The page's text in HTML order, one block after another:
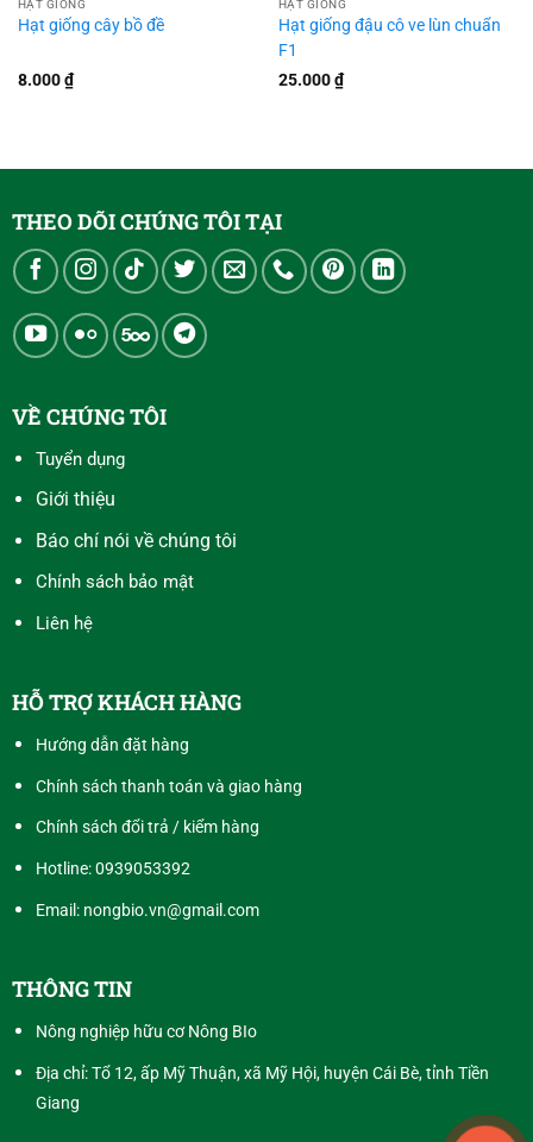
HẠT GIỐNG
Hạt giống cây bồ đề
8.000₫
HẠT GIỐNG
Hạt giống đậu cô ve lùn chuẩn
F1
25.000₫
THEO DÕI CHÚNG TÔI TẠI
VỀ CHÚNG TÔI
Tuyển dụng
Giới thiệu
Báo chí nói về chúng tôi
Chính sách bảo mật
Liên hệ
HỖ TRỢ KHÁCH HÀNG
Hướng dẫn đặt hàng
Chính sách thanh toán và giao hàng
Chính sách đổi trả / kiểm hàng
Hotline:0939053392
Email: nongbio.vn@gmail.com
THÔNG TIN
Nông nghiệp hữu cơ Nông BIo
Địa chỉ: Tổ 12, ấp Mỹ Thuận, xã Mỹ Hội, huyện Cái Bè, tỉnh Tiền
Giang